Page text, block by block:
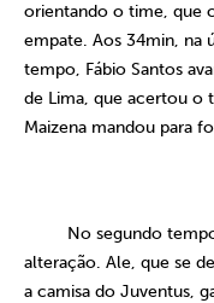
orientando o time, que
empate. Aos 34min, na
tempo, Fábio Santos
de Lima, que acertou o
Maizena mandou para
No segundo
alteração. Ale, que se
a camisa do Juventus,